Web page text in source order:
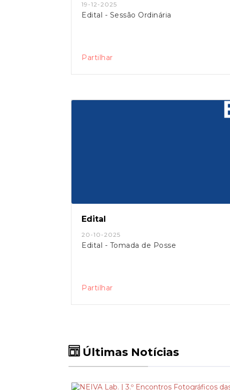
19-12-2025
Edital - Sessão Ordinária
Partilhar
Edital
20-10-2025
Edital - Tomada de Posse
Partilhar
Últimas Notícias